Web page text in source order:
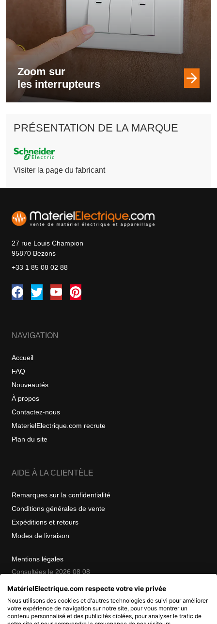
Zoom sur
les interrupteurs
PRÉSENTATION DE LA MARQUE
Visiter la page du fabricant
27 rue Louis Champion
95870 Bezons
+33 1 85 08 02 88
NAVIGATION
Accueil
FAQ
Nouveautés
À propos
Contactez-nous
MaterielElectrique.com recrute
Plan du site
AIDE À LA CLIENTÈLE
Remarques sur la confidentialité
Conditions générales de vente
Expéditions et retours
Modes de livraison
Mentions légales
Consultées le 2026 08 08
COPYRIGHT
MatérielElectrique.com respecte votre vie privée
Nous utilisons des cookies et d'autres technologies de suivi pour améliorer
votre expérience de navigation sur notre site, pour vous montrer un
contenu personnalisé et des publicités ciblées, pour analyser le trafic de